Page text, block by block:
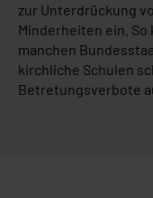
zur Unterdrückung
Minderheiten ein.
manchen
kirchliche Schulen
Betretungsverbote